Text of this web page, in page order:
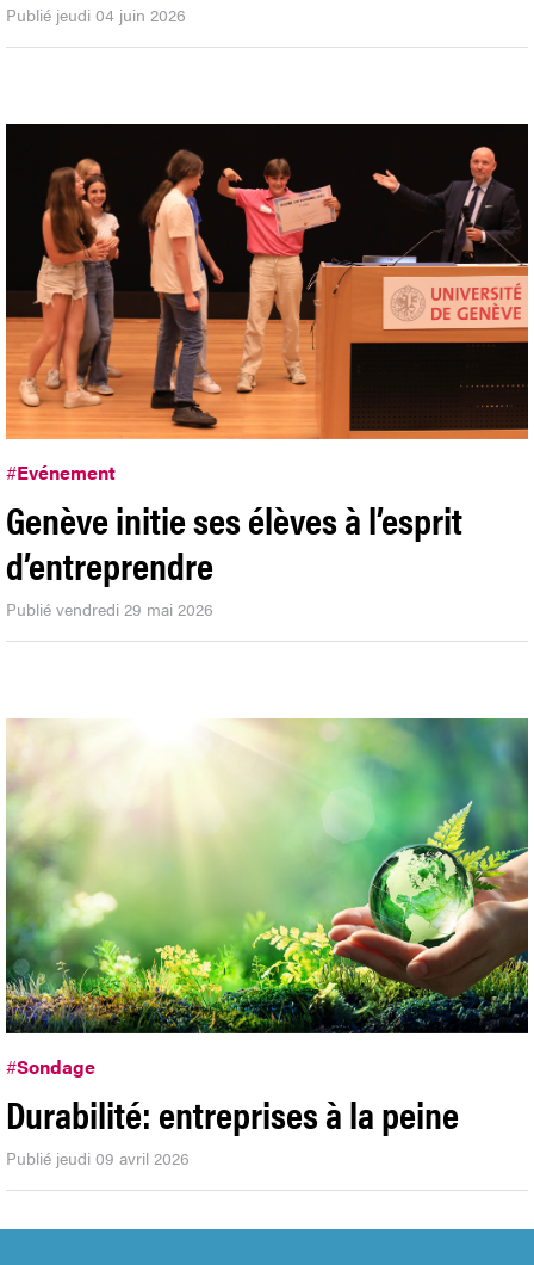
Publié jeudi 04 juin 2026
#Evénement
Genève initie ses élèves à l’esprit
d’entreprendre
Publié vendredi 29 mai 2026
#Sondage
Durabilité: entreprises à la peine
Publié jeudi 09 avril 2026